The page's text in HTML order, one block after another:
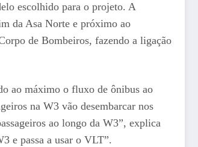
escolhido para o projeto. A
da Asa Norte e próximo ao
de Bombeiros, fazendo a ligação
ao máximo o fluxo de ônibus ao
na W3 vão desembarcar nos
ao longo da W3”, explica
e passa a usar o VLT”.